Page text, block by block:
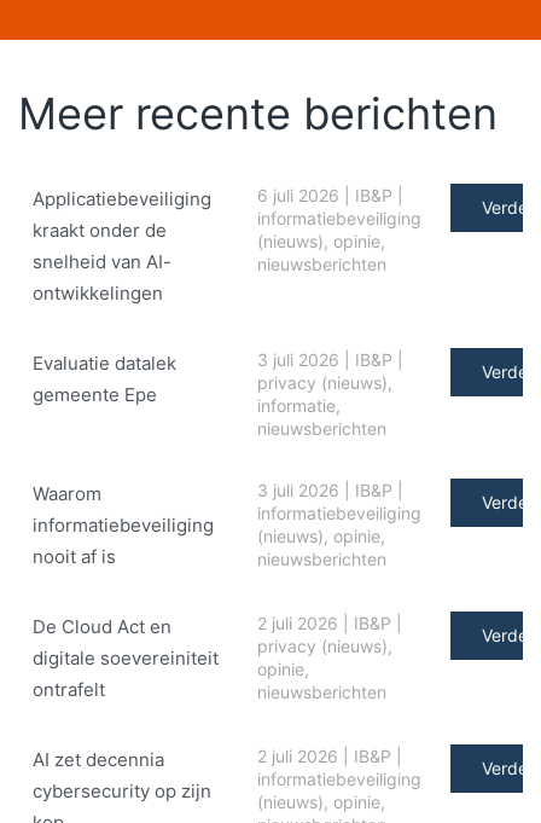
Meer recente berichten
Applicatiebeveiliging
kraakt onder de
snelheid van AI-
ontwikkelingen
6 juli 2026 IB&P
informatiebeveiliging
(nieuws), opinie,
nieuwsberichten
Verder
Evaluatie datalek
gemeente Epe
3 juli 2026 IB&P
privacy (nieuws),
informatie,
nieuwsberichten
Verder
Waarom
informatiebeveiliging
nooit af is
3 juli 2026 IB&P
informatiebeveiliging
(nieuws), opinie,
nieuwsberichten
Verder
De Cloud Act en
digitale soe­ve­rei­ni­teit
ontrafelt
2 juli 2026 IB&P
privacy (nieuws),
opinie,
nieuwsberichten
Verder
AI zet decennia
cybersecurity op zijn
2 juli 2026 IB&P
informatiebeveiliging
(nieuws), opinie,
Verder